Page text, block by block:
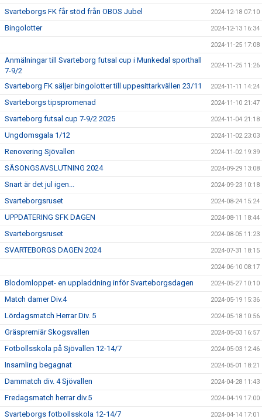
Svarteborgs FK får stöd från OBOS Jubel 2024-12-18 07:10
Bingolotter 2024-12-13 16:34
2024-11-25 17:08
Anmälningar till Svarteborg futsal cup i Munkedal sporthall
7-9/2
2024-11-25 11:26
Svarteborg FK säljer bingolotter till uppesittarkvällen 23/11 2024-11-11 14:24
Svarteborgs tipspromenad 2024-11-10 21:47
Svarteborg futsal cup 7-9/2 2025 2024-11-04 21:18
Ungdomsgala 1/12 2024-11-02 23:03
Renovering Sjövallen 2024-11-02 19:39
SÄSONGSAVSLUTNING 2024 2024-09-29 13:08
Snart är det jul igen... 2024-09-23 10:18
Svarteborgsruset 2024-08-24 15:24
UPPDATERING SFK DAGEN 2024-08-11 18:44
Svarteborgsruset 2024-08-05 11:23
SVARTEBORGS DAGEN 2024 2024-07-31 18:15
2024-06-10 08:17
Blodomloppet- en uppladdning inför Svarteborgsdagen 2024-05-27 10:10
Match damer Div.4 2024-05-19 15:36
Lördagsmatch Herrar Div. 5 2024-05-18 10:56
Gräspremiär Skogsvallen 2024-05-03 16:57
Fotbollsskola på Sjövallen 12-14/7 2024-05-03 12:46
Insamling begagnat 2024-05-01 18:21
Dammatch div. 4 Sjövallen 2024-04-28 11:43
Fredagsmatch herrar div.5 2024-04-19 17:00
Svarteborgs fotbollsskola 12-14/7 2024-04-14 17:01